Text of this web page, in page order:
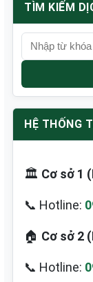
TÌM KIẾM
HỆ THỐNG
🏛️ Cơ sở 1
📞 Hotline:
🏠 Cơ sở 2
📞 Hotline: